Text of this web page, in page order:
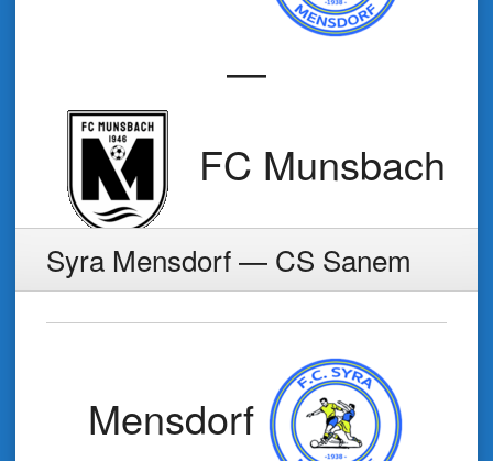
—
FC Munsbach
Syra Mensdorf — CS Sanem
Mensdorf